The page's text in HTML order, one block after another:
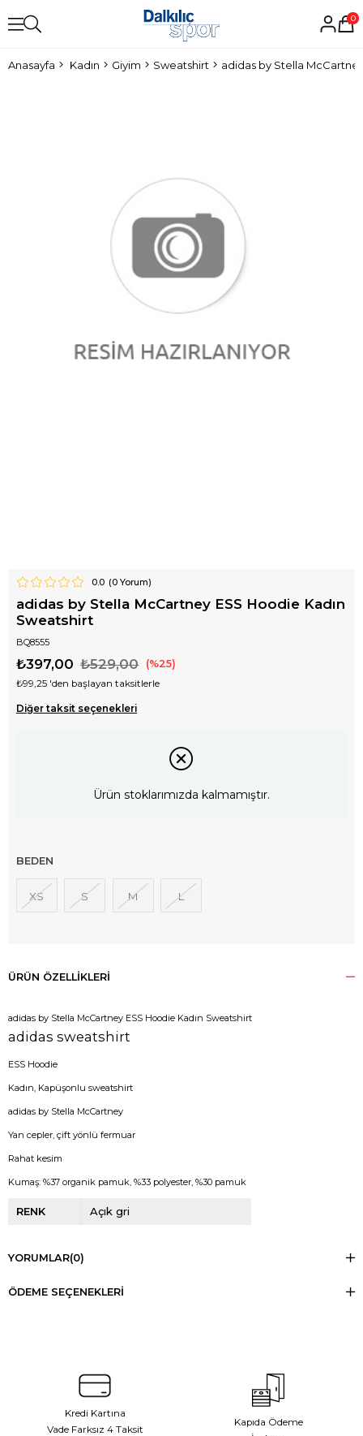
0
Anasayfa Kadın Giyim Sweatshirt
0.0 (0Yorum)
adidas by Stella McCartney ESS Hoodie Kadın
Sweatshirt
BQ8555
₺529,00
₺397,00 25
₺99,25 'den başlayan taksitlerle
Diğer taksit seçenekleri
Ürün stoklarımızda kalmamıştır.
BEDEN
XS S M L
ÜRÜN ÖZELLIKLERI
adidas by Stella McCartney ESS Hoodie Kadın Sweatshirt
adidas sweatshirt
ESS Hoodie
Kadın, Kapüşonlu sweatshirt
adidas by Stella McCartney
Yan cepler, çift yönlü fermuar
Rahat kesim
Kumaş: %37 organik pamuk, %33 polyester, %30 pamuk
RENK Açık gri
YORUMLAR(0)
ÖDEME SEÇENEKLERI
Kredi Kartına
Vade Farksız 4 Taksit
Kapıda Ödeme